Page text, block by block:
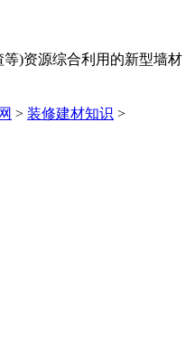
)资源综合利用的新型墙材
> 装修建材知识 >